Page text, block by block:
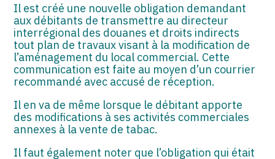
Il est créé une nouvelle obligation demandant
aux débitants de transmettre au directeur
interrégional des douanes et droits indirects
tout plan de travaux visant à la modification de
l’aménagement du local commercial. Cette
communication est faite au moyen d’un courrier
recommandé avec accusé de réception.
Il en va de même lorsque le débitant apporte
des modifications à ses activités commerciales
annexes à la vente de tabac.
Il faut également noter que l’obligation qui était